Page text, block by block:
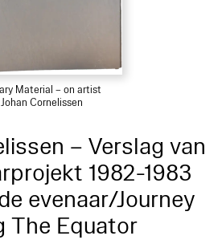
Material – on artist
Johan Cornelissen
– Verslag van
1982-1983
evenaar/Journey
The Equator